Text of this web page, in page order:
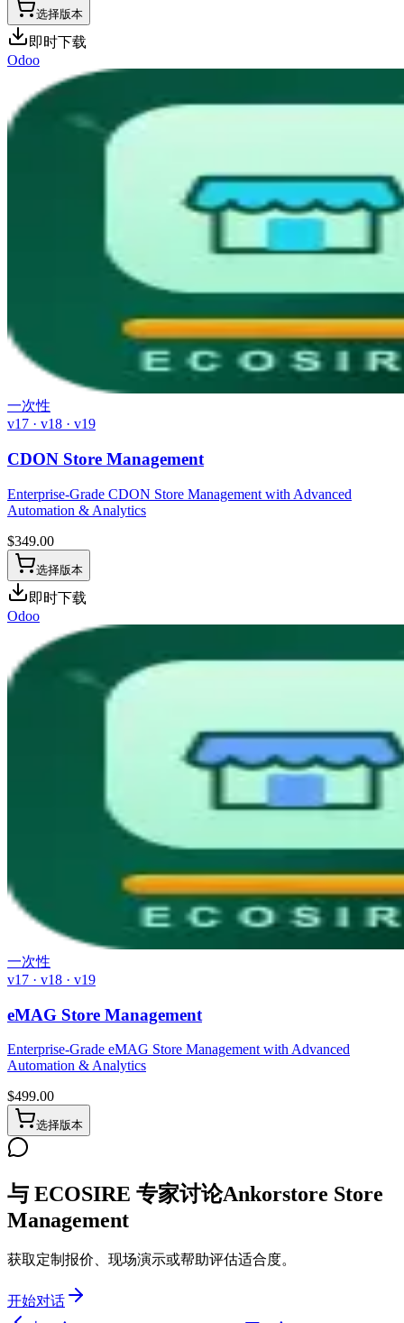
选择版本
即时下载
Odoo
一次性
v17 · v18 · v19
CDON Store Management
Enterprise-Grade CDON Store Management with Advanced
Automation & Analytics
$349.00
选择版本
即时下载
Odoo
一次性
v17 · v18 · v19
eMAG Store Management
Enterprise-Grade eMAG Store Management with Advanced
Automation & Analytics
$499.00
选择版本
与 ECOSIRE 专家讨论Ankorstore Store
Management
获取定制报价、现场演示或帮助评估适合度。
开始对话